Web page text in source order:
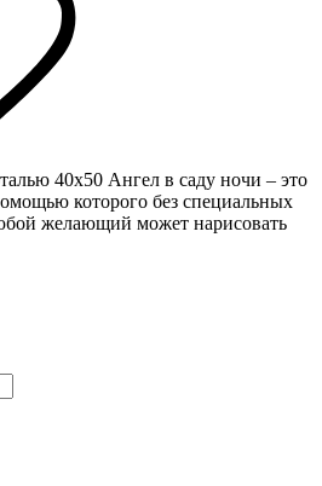
40х50 Ангел в саду ночи – это
которого без специальных
желающий может нарисовать